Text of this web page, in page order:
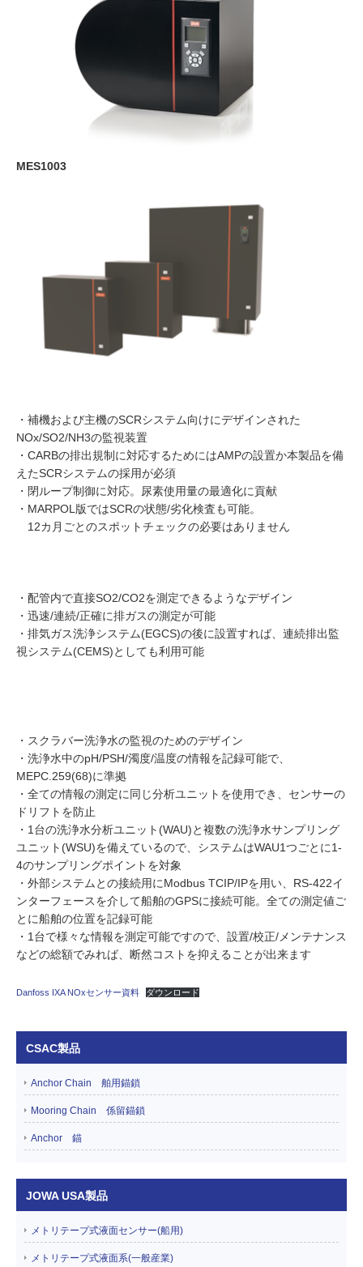
MES1003
・補機および主機のSCRシステム向けにデザインされた
NOx/SO2/NH3の監視装置
・CARBの排出規制に対応するためにはAMPの設置か本製品を備
えたSCRシステムの採用が必須
・閉ループ制御に対応。尿素使用量の最適化に貢献
・MARPOL版ではSCRの状態/劣化検査も可能。
12カ月ごとのスポットチェックの必要はありません
・配管内で直接SO2/CO2を測定できるようなデザイン
・迅速/連続/正確に排ガスの測定が可能
・排気ガス洗浄システム(EGCS)の後に設置すれば、連続排出監
視システム(CEMS)としても利用可能
・スクラバー洗浄水の監視のためのデザイン
・洗浄水中のpH/PSH/濁度/温度の情報を記録可能で、
MEPC.259(68)に準拠
・全ての情報の測定に同じ分析ユニットを使用でき、センサーの
ドリフトを防止
・1台の洗浄水分析ユニット(WAU)と複数の洗浄水サンプリング
ユニット(WSU)を備えているので、システムはWAU1つごとに1-
4のサンプリングポイントを対象
・外部システムとの接続用にModbus TCIP/IPを用い、RS-422イ
ンターフェースを介して船舶のGPSに接続可能。全ての測定値ご
とに船舶の位置を記録可能
・1台で様々な情報を測定可能ですので、設置/校正/メンテナンス
などの総額でみれば、断然コストを抑えることが出来ます
Danfoss IXA NOxセンサー資料 ダウンロード
CSAC製品
Anchor Chain 舶用錨鎖
Mooring Chain 係留錨鎖
Anchor 錨
JOWA USA製品
メトリテープ式液面センサー(船用)
メトリテープ式液面系(一般産業)